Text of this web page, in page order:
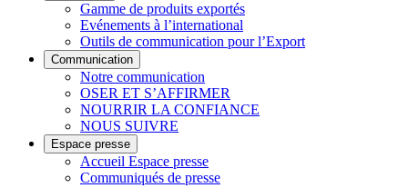
Gamme de produits exportés
Evénements à l’international
Outils de communication pour l’Export
Communication
Notre communication
OSER ET S’AFFIRMER
NOURRIR LA CONFIANCE
NOUS SUIVRE
Espace presse
Accueil Espace presse
Communiqués de presse